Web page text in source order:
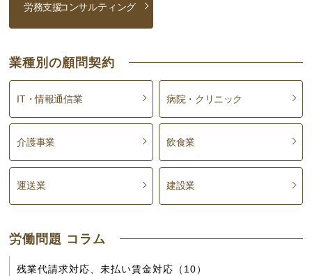
労務支援コンサルティング
業種別の顧問契約
IT・情報通信業 病院・クリニック
介護事業 飲食業
運送業 建設業
労働問題 コラム
残業代請求対応、未払い賃金対応（10）